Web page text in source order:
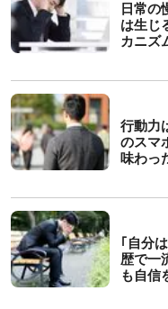
日常の
は生じ
カニズ
行動力
のスマ
味わっ
｢自分
歴で一
も自信